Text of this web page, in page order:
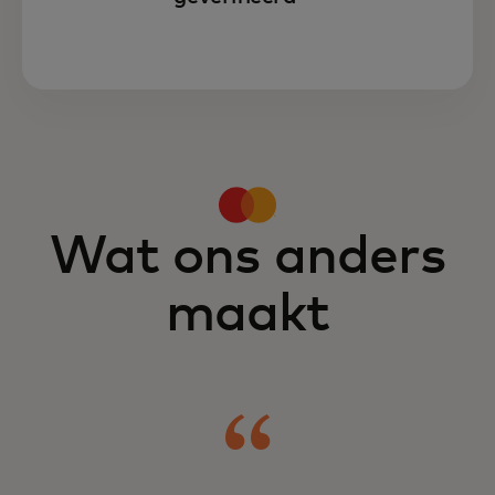
Wat ons anders
maakt